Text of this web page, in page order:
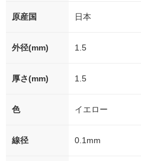
原産国 日本
外径(mm) 1.5
厚さ(mm) 1.5
色 イエロー
線径 0.1mm